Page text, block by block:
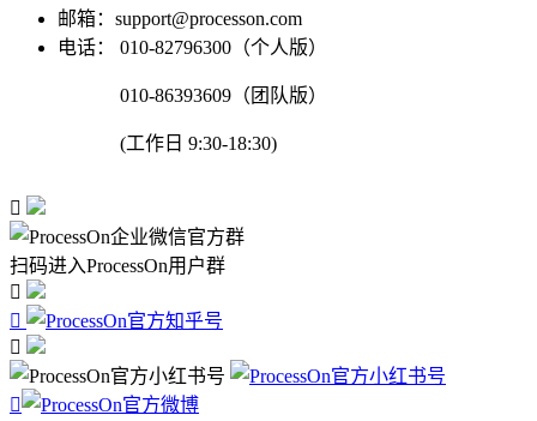
邮箱：support@processon.com
电话：
010-82796300（个人版）
010-86393609（团队版）
(工作日 9:30-18:30)

扫码进入ProcessOn用户群



